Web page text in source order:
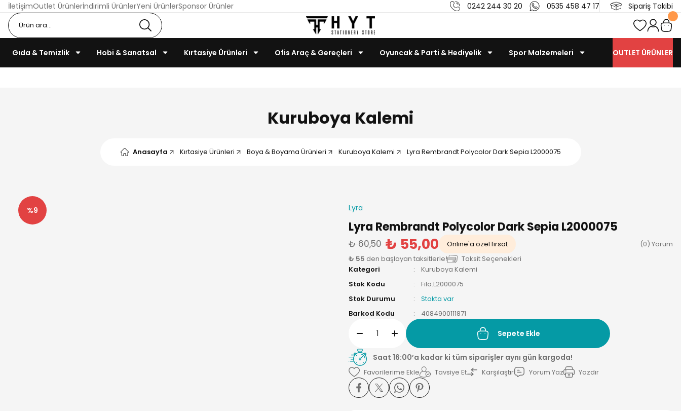
İletişimOutlet Ürünlerİndirimli ÜrünlerYeni ÜrünlerSponsor Ürünler 0242 244 30 20 0535 458 47 17 Sipariş Takibi
Gıda & Temizlik Hobi & Sanatsal Kırtasiye Ürünleri Ofis Araç & Gereçleri Oyuncak & Parti & Hediyelik Spor Malzemeleri OUTLET ÜRÜNLER
Kuruboya Kalemi
Anasayfa Kırtasiye Ürünleri Boya & Boyama Ürünleri Kuruboya Kalemi Lyra Rembrandt Polycolor Dark Sepia L2000075
%9 Lyra
Lyra Rembrandt Polycolor Dark Sepia L2000075
₺ 60,50 ₺ 55,00 Online'a özel fırsat
(0) Yorum
₺ 55 den başlayan taksitlerle!
Taksit Seçenekleri
Kategori
Kuruboya Kalemi
Stok Kodu
Fila.L2000075
Stok Durumu
Stokta var
Barkod Kodu
4084900111871
Sepete Ekle
Saat 16:00’a kadar ki tüm siparişler aynı gün kargoda!
Tavsiye Et Karşılaştır Yorum Yaz Yazdır